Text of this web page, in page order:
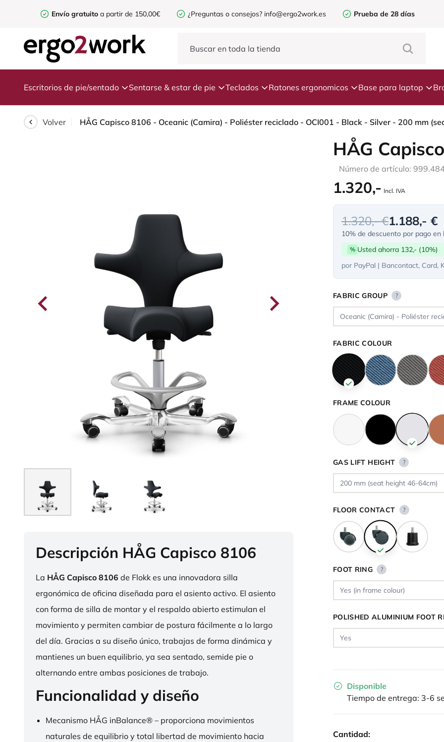
Envío gratuito a partir de 150,00€ ¿Preguntas o consejos? info@ergo2work.es Prueba de 28 días
Escritorios de pie/sentado Sentarse & estar de pie Teclados Ratones ergonomicos Base para laptop
Volver HÅG Capisco 8106 - Oceanic (Camira) - Poliéster reciclado - OCI001 - Black - Silver - 200 mm
Descripción HÅG Capisco 8106
La HÅG Capisco 8106 de Flokk es una innovadora silla
ergonómica de oficina diseñada para el asiento activo. El asiento
con forma de silla de montar y el respaldo abierto estimulan el
movimiento y permiten cambiar de postura fácilmente a lo largo
del día. Gracias a su diseño único, trabajas de forma dinámica y
mantienes un buen equilibrio, ya sea sentado, semide pie o
alternando entre ambas posiciones de trabajo.
Funcionalidad y diseño
Mecanismo HÅG inBalance® – proporciona movimientos
naturales de equilibrio y total libertad de movimiento hacia
HÅG
Número de artículo:
1.320,- Incl. IVA
1.320,- €1.188,- €
10% de descuento por pago en
% Usted ahorra 132,- (10%)
por PayPal | Bancontact, Card,
FABRIC GROUP ?
FABRIC COLOUR
FRAME COLOUR
GAS LIFT HEIGHT ?
FLOOR CONTACT ?
FOOT RING ?
POLISHED ALUMINIUM FOOT
Disponible
Tiempo de entrega: 3-6
Cantidad: